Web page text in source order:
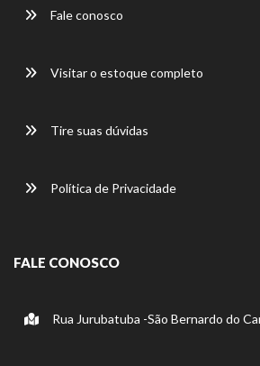
Fale conosco
Visitar o estoque completo
Tire suas dúvidas
Política de Privacidade
FALE CONOSCO
Rua Jurubatuba -São Bernardo do